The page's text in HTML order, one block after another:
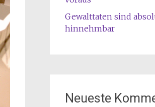
Gewalttaten sind
hinnehmbar
Neueste